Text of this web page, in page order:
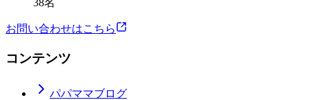
38名
お問い合わせはこちら
コンテンツ
パパママブログ